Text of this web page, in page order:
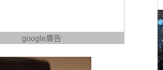
google廣告